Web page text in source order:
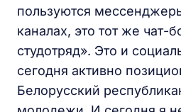
пользуются
каналах, это тот же чат-
студотряд». Это и
сегодня активно
Белорусский